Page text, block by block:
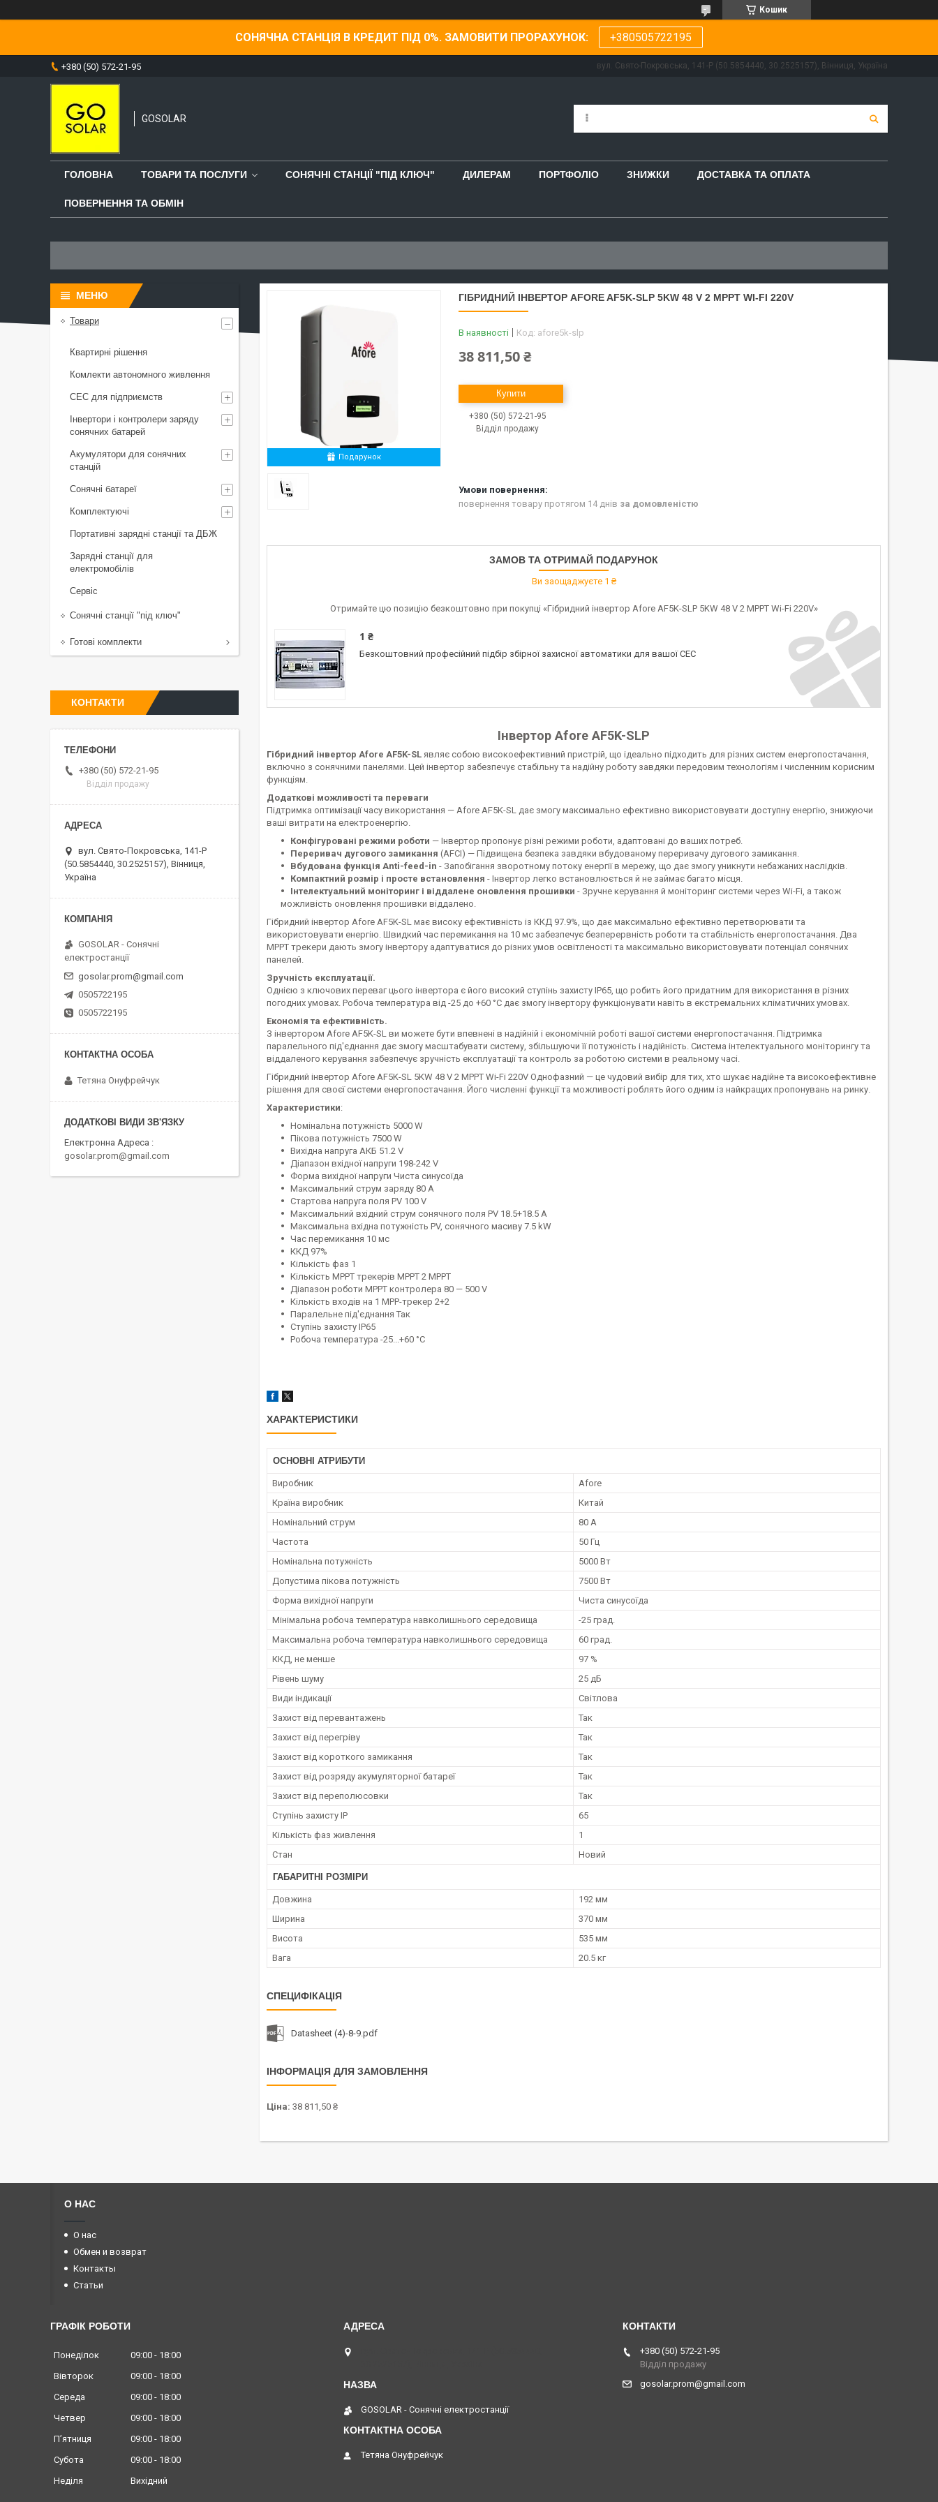
Кошик
СОНЯЧНА СТАНЦІЯ В КРЕДИТ ПІД 0%. ЗАМОВИТИ ПРОРАХУНОК: +380505722195
+380 (50) 572-21-95 вул. Свято-Покровська, 141-Р (50.5854440, 30.2525157), Вінниця, Україна
GOSOLAR
ГОЛОВНА ТОВАРИ ТА ПОСЛУГИ СОНЯЧНІ СТАНЦІЇ "ПІД КЛЮЧ" ДИЛЕРАМ ПОРТФОЛІО ЗНИЖКИ ДОСТАВКА ТА ОПЛАТА
ПОВЕРНЕННЯ ТА ОБМІН
Подарунок
ГІБРИДНИЙ ІНВЕРТОР AFORE AF5K-SLP 5KW 48 V 2 MPPT WI-FI 220V
В наявності Код: afore5k-slp
38 811,50 ₴
Купити
+380 (50) 572-21-95
Відділ продажу
повернення товару протягом 14 днів за домовленістю
ЗАМОВ ТА ОТРИМАЙ ПОДАРУНОК
Ви заощаджуєте 1 ₴
Отримайте цю позицію безкоштовно при покупці «Гібридний інвертор Afore AF5K-SLP 5KW 48 V 2 MPPT Wi-Fi 220V»
1 ₴
Безкоштовний професійний підбір збірної захисної автоматики для вашої СЕС
Інвертор Afore AF5K-SLP
Гібридний інвертор Afore AF5K-SL являє собою високоефективний пристрій, що ідеально підходить для різних систем енергопостачання,
включно з сонячними панелями. Цей інвертор забезпечує стабільну та надійну роботу завдяки передовим технологіям і численним корисним
функціям.
Додаткові можливості та переваги
Підтримка оптимізації часу використання — Afore AF5K-SL дає змогу максимально ефективно використовувати доступну енергію, знижуючи
ваші витрати на електроенергію.
Конфігуровані режими роботи — Інвертор пропонує різні режими роботи, адаптовані до ваших потреб.
Переривач дугового замикання (AFCI) — Підвищена безпека завдяки вбудованому переривачу дугового замикання.
Вбудована функція Anti-feed-in - Запобігання зворотному потоку енергії в мережу, що дає змогу уникнути небажаних наслідків.
Компактний розмір і просте встановлення - Інвертор легко встановлюється й не займає багато місця.
Інтелектуальний моніторинг і віддалене оновлення прошивки - Зручне керування й моніторинг системи через Wi-Fi, а також
можливість оновлення прошивки віддалено.
Гібридний інвертор Afore AF5K-SL має високу ефективність із ККД 97.9%, що дає максимально ефективно перетворювати та
використовувати енергію. Швидкий час перемикання на 10 мс забезпечує безперервність роботи та стабільність енергопостачання. Два
MPPT трекери дають змогу інвертору адаптуватися до різних умов освітленості та максимально використовувати потенціал сонячних
панелей.
Зручність експлуатації.
Однією з ключових переваг цього інвертора є його високий ступінь захисту IP65, що робить його придатним для використання в різних
погодних умовах. Робоча температура від -25 до +60 °C дає змогу інвертору функціонувати навіть в екстремальних кліматичних умовах.
Економія та ефективність.
З інвертором Afore AF5K-SL ви можете бути впевнені в надійній і економічній роботі вашої системи енергопостачання. Підтримка
паралельного під'єднання дає змогу масштабувати систему, збільшуючи її потужність і надійність. Система інтелектуального моніторингу та
віддаленого керування забезпечує зручність експлуатації та контроль за роботою системи в реальному часі.
Гібридний інвертор Afore AF5K-SL 5KW 48 V 2 MPPT Wi-Fi 220V Однофазний — це чудовий вибір для тих, хто шукає надійне та високоефективне
рішення для своєї системи енергопостачання. Його численні функції та можливості роблять його одним із найкращих пропонувань на ринку.
Характеристики:
Номінальна потужність 5000 W
Пікова потужність 7500 W
Вихідна напруга АКБ 51.2 V
Діапазон вхідної напруги 198-242 V
Форма вихідної напруги Чиста синусоїда
Максимальний струм заряду 80 A
Стартова напруга поля PV 100 V
Максимальний вхідний струм сонячного поля PV 18.5+18.5 A
Максимальна вхідна потужність PV, сонячного масиву 7.5 kW
Час перемикання 10 мс
ККД 97%
Кількість фаз 1
Кількість MPPT трекерів MPPT 2 MPPT
Діапазон роботи MPPT контролера 80 — 500 V
Кількість входів на 1 МРР-трекер 2+2
Паралельне під'єднання Так
Ступінь захисту IP65
Робоча температура -25...+60 °C
ХАРАКТЕРИСТИКИ
ОСНОВНІ АТРИБУТИ
Виробник
Afore
Країна виробник
Китай
Номінальний струм
80 А
Частота
50 Гц
Номінальна потужність
5000 Вт
Допустима пікова потужність
7500 Вт
Форма вихідної напруги
Чиста синусоїда
Мінімальна робоча температура навколишнього середовища
-25 град.
Максимальна робоча температура навколишнього середовища
60 град.
ККД, не менше
97 %
Рівень шуму
25 дБ
Види індикації
Світлова
Захист від перевантажень
Так
Захист від перегріву
Так
Захист від короткого замикання
Так
Захист від розряду акумуляторної батареї
Так
Захист від переполюсовки
Так
Ступінь захисту IP
65
Кількість фаз живлення
1
Стан
Новий
ГАБАРИТНІ РОЗМІРИ
Довжина
192 мм
Ширина
370 мм
Висота
535 мм
Вага
20.5 кг
СПЕЦИФІКАЦІЯ
Datasheet (4)-8-9.pdf
ІНФОРМАЦІЯ ДЛЯ ЗАМОВЛЕННЯ
Ціна: 38 811,50 ₴
Товари
Квартирні рішення
Комлекти автономного живлення
СЕС для підприємств
Інвертори і контролери заряду
сонячних батарей
Акумулятори для сонячних
станцій
Сонячні батареї
Комплектуючі
Портативні зарядні станції та ДБЖ
Зарядні станції для
електромобілів
Сервіс
Сонячні станції "під ключ"
Готові комплекти
КОНТАКТИ
+380 (50) 572-21-95
Відділ продажу
вул. Свято-Покровська, 141-Р
(50.5854440, 30.2525157), Вінниця,
Україна
GOSOLAR - Сонячні
електростанції
gosolar.prom@gmail.com
0505722195
0505722195
Тетяна Онуфрейчук
Електронна Адреса
gosolar.prom@gmail.com
О НАС
О нас
Обмен и возврат
Контакты
Статьи
ГРАФІК РОБОТИ
Понеділок 09:00
18:00
Вівторок
09:00
18:00
Середа
09:00
18:00
Четвер
09:00
18:00
Пʼятниця
09:00
18:00
Субота
09:00
18:00
Неділя
Вихідний
GOSOLAR - Сонячні електростанції
Тетяна Онуфрейчук
+380 (50) 572-21-95
Відділ продажу
gosolar.prom@gmail.com